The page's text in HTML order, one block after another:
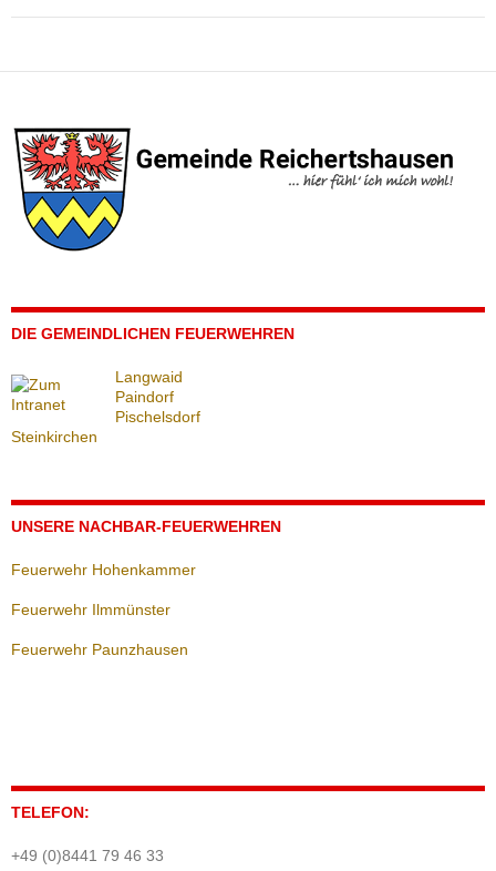
DIE GEMEINDLICHEN FEUERWEHREN
Langwaid
Paindorf
Pischelsdorf
Steinkirchen
UNSERE NACHBAR-FEUERWEHREN
Feuerwehr Hohenkammer
Feuerwehr Ilmmünster
Feuerwehr Paunzhausen
TELEFON:
+49 (0)8441 79 46 33